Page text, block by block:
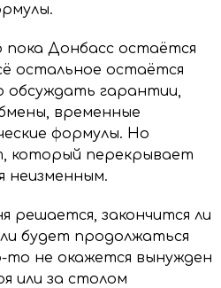
Донбасс остаётся
остальное остаётся
гарантии,
временные
формулы. Но
который перекрывает
неизменным.
решается, закончится ли
будет продолжаться
не окажется вынужден
или за столом